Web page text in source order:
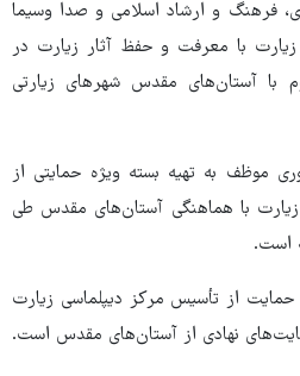
فرهنگ و ارشاد اسلامی و صدا وسیما
زیارت با معرفت و حفظ آثار زیارت در
با آستان‌های مقدس شهرهای زیارتی
موظف به تهیه بسته ویژه حمایتی از
با هماهنگی آستان‌های مقدس طی
است.
از تأسیس مرکز دیپلماسی زیارت
نهادی از آستان‌های مقدس است.